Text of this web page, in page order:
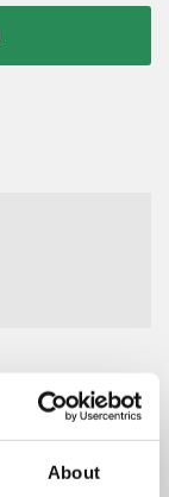
About